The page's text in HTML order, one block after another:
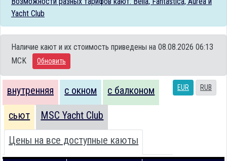
Yacht Club
Наличие кают и их стоимость приведены на 08.08.2026 06:13
MCK
Обновить
EUR RUB
внутренняя с окном с балконом
сьют MSC Yacht Club
Цены на все доступные каюты